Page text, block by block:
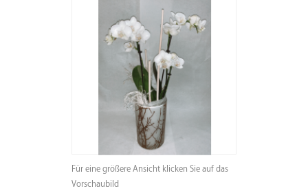
Für eine größere Ansicht klicken Sie auf das
Vorschaubild